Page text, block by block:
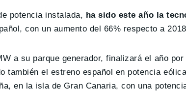
potencia instalada, ha sido este año la
con un aumento del 66% respecto a
a su parque generador, finalizará el año
también el estreno español en potencia
en la isla de Gran Canaria, con una